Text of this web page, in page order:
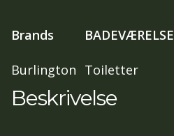
Brands BADEVÆRELSE
Burlington Toiletter
Beskrivelse